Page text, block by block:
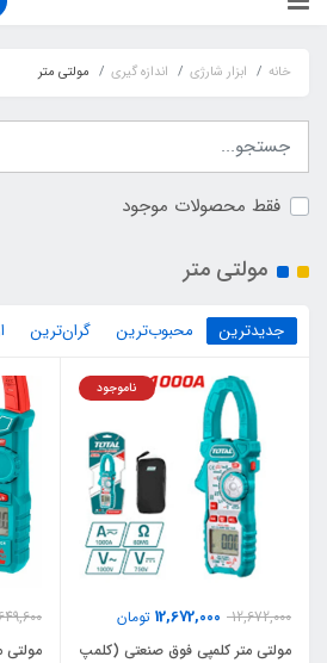
خانه ابزار شارژی اندازه گیری مولتی متر
فقط محصولات موجود
مولتی متر
جدیدترین محبوب‌ترین گران‌ترین
12,672,000
12,672,000 تومان
ناموجود
مولتی متر کلمپی فوق صنعتی (کلمپ
مولتی